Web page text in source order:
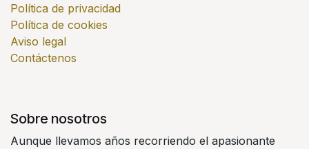
Política de privacidad
Política de cookies
Aviso legal
Contáctenos
Sobre nosotros
Aunque llevamos años recorriendo el apasionante